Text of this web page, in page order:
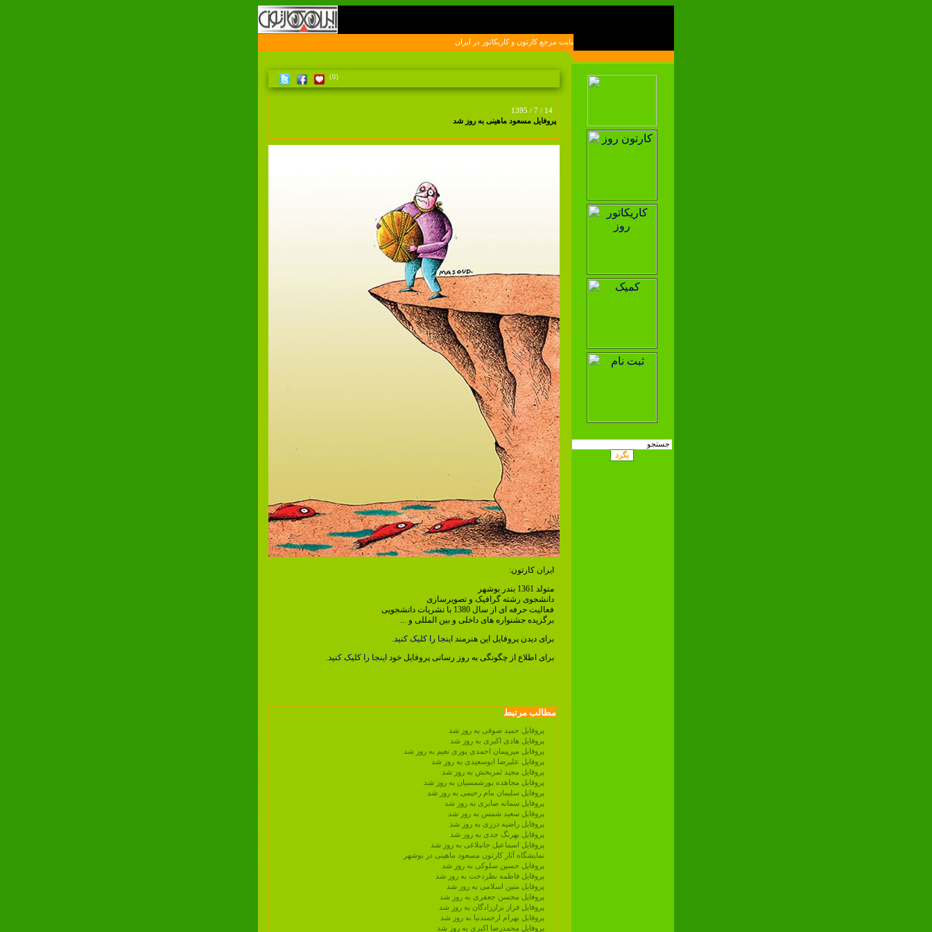
اولين سايت مرجع کارتون و کاريکاتور در ايران
(0)
1395 / 7 / 14
پروفایل مسعود ماهینی به روز شد
ایران کارتون:
متولد 1361 بندر بوشهر
دانشجوی رشته گرافیک و تصویرسازی
فعالیت حرفه ای از سال 1380 با نشریات دانشجویی
برگزیده جشنواره های داخلی و بین المللی و ...
برای دیدن پروفایل این هنرمنداینجا را کلیک کنید.
برای اطلاع از چگونگی به روز رسانی پروفایل خوداینجا را کلیک کنید.
مطالب مرتبط
پروفایل حمید صوفی به روز شد
پروفایل هادی اکبری به روز شد
پروفایل میرپیمان احمدی پوری نعیم به روز شد
پروفایل علیرضا ابوسعیدی به روز شد
پروفایل مجید ثمربخش به روز شد
پروفایل مجاهده پورشمسیان به روز شد
پروفایل سلیمان مام رحیمی به روز شد
پروفایل سمانه صابری به روز شد
پروفایل سعید شمس به روز شد
پروفایل راضیه درزی به روز شد
پروفایل بهرنگ جدی به روز شد
پروفایل اسماعیل جانبلاغی به روز شد
نمایشگاه آثار کارتون مسعود ماهینی در بوشهر
پروفایل حسین سلوکی به روز شد
پروفایل فاطمه نظردخت به روز شد
پروفایل متین اسلامی به روز شد
پروفایل محسن جعفری به روز شد
پروفایل فراز بزاززادگان به روز شد
پروفایل بهرام ارجمندنیا به روز شد
پروفایل محمدرضا اکبری به روز شد